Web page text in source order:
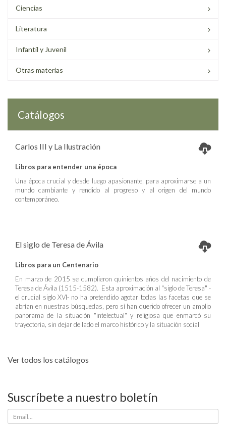
Ciencias
Literatura
Infantil y Juvenil
Otras materias
Catálogos
Carlos III y La Ilustración
Libros para entender una época
Una época crucial y desde luego apasionante, para aproximarse a un
mundo cambiante y rendido al progreso y al origen del mundo
contemporáneo.
El siglo de Teresa de Ávila
Libros para un Centenario
En marzo de 2015 se cumplieron quinientos años del nacimiento de
Teresa de Ávila (1515-1582). Esta aproximación al "siglo de Teresa" -
el crucial siglo XVI- no ha pretendido agotar todas las facetas que se
abrían en nuestras búsquedas, pero sí han querido ofrecer un amplio
panorama de la situación "intelectual" y religiosa que enmarcó su
trayectoria, sin dejar de lado el marco histórico y la situación social
Ver todos los catálogos
Suscríbete a nuestro boletín